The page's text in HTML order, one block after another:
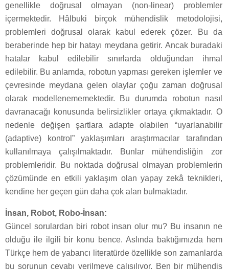
genellikle doğrusal olmayan (non-linear) problemler
içermektedir. Hâlbuki birçok mühendislik metodolojisi,
problemleri doğrusal olarak kabul ederek çözer. Bu da
beraberinde hep bir hatayı meydana getirir. Ancak buradaki
hatalar kabul edilebilir sınırlarda olduğundan ihmal
edilebilir. Bu anlamda, robotun yapması gereken işlemler ve
çevresinde meydana gelen olaylar çoğu zaman doğrusal
olarak modellenememektedir. Bu durumda robotun nasıl
davranacağı konusunda belirsizlikler ortaya çıkmaktadır. O
nedenle değişen şartlara adapte olabilen “uyarlanabilir
(adaptive) kontrol” yaklaşımları araştırmacılar tarafından
kullanılmaya çalışılmaktadır. Bunlar mühendisliğin zor
problemleridir. Bu noktada doğrusal olmayan problemlerin
çözümünde en etkili yaklaşım olan yapay zekâ teknikleri,
kendine her geçen gün daha çok alan bulmaktadır.
İnsan, Robot, Robo-İnsan:
Güncel sorulardan biri robot insan olur mu? Bu insanın ne
olduğu ile ilgili bir konu bence. Aslında baktığımızda hem
Türkçe hem de yabancı literatürde özellikle son zamanlarda
bu sorunun cevabı verilmeye çalışılıyor. Ben bir mühendis